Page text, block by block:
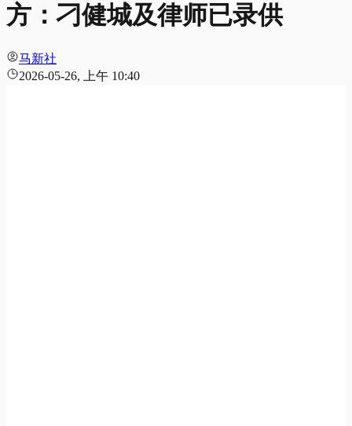
方：刁健城及律师已录供
马新社
2026-05-26, 上午 10:40